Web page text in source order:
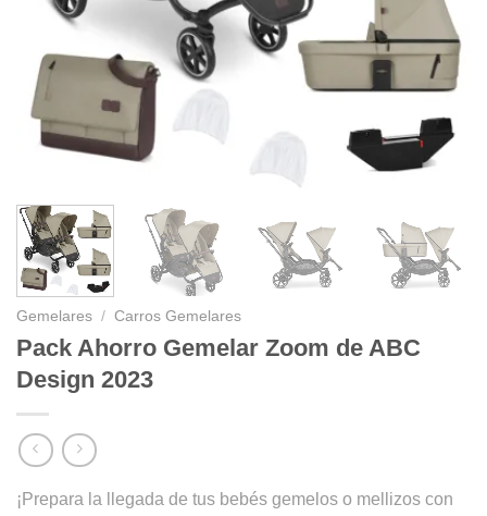
Gemelares / Carros Gemelares
Pack Ahorro Gemelar Zoom de ABC
Design 2023
¡Prepara la llegada de tus bebés gemelos o mellizos con